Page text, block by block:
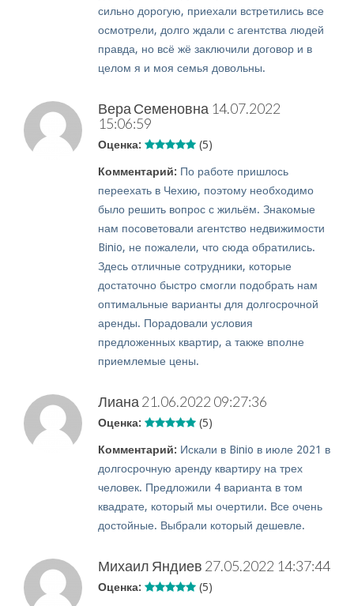
сильно дорогую, приехали встретились все
осмотрели, долго ждали с агентства людей
правда, но всё жё заключили договор и в
целом я и моя семья довольны.
Вера Семеновна 14.07.2022
15:06:59
Оценка: (5)
Комментарий: По работе пришлось
переехать в Чехию, поэтому необходимо
было решить вопрос с жильём. Знакомые
нам посоветовали агентство недвижимости
Binio, не пожалели, что сюда обратились.
Здесь отличные сотрудники, которые
достаточно быстро смогли подобрать нам
оптимальные варианты для долгосрочной
аренды. Порадовали условия
предложенных квартир, а также вполне
приемлемые цены.
Лиана 21.06.2022 09:27:36
Оценка: (5)
Комментарий: Искали в Binio в июле 2021 в
долгосрочную аренду квартиру на трех
человек. Предложили 4 варианта в том
квадрате, который мы очертили. Все очень
достойные. Выбрали который дешевле.
Михаил Яндиев 27.05.2022 14:37:44
Оценка: (5)